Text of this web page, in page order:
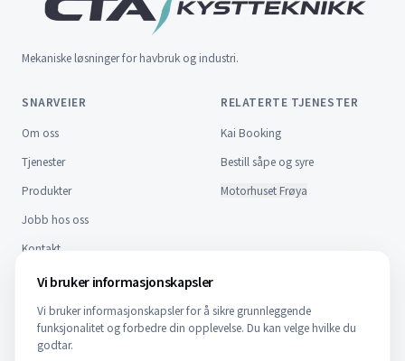
Mekaniske løsninger for havbruk og industri.
SNARVEIER
Om oss
Tjenester
Produkter
Jobb hos oss
Kontakt
FAQ
RELATERTE TJENESTER
Kai Booking
Bestill såpe og syre
Motorhuset Frøya
KONTAKT
Nordfrøyveien 959, 7270 Dyrvik
NO EN
Vi bruker informasjonskapsler
Vi bruker informasjonskapsler for å sikre grunnleggende
funksjonalitet og forbedre din opplevelse. Du kan velge hvilke du
godtar.